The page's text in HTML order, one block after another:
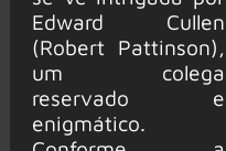
Edward Cullen
(Robert Pattinson),
um colega
reservado e
enigmático.